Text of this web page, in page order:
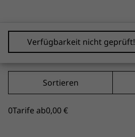
Verfügbarkeit nicht geprüft!
Sortieren
0Tarife ab0,00 €